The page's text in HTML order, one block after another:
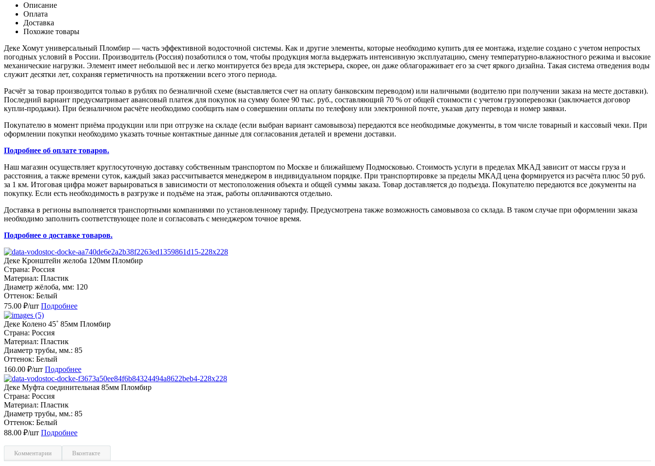
Описание
Оплата
Доставка
Похожие товары
Деке Хомут универсальный Пломбир — часть эффективной водосточной системы. Как и другие элементы, которые необходимо купить для ее монтажа, изделие создано с учетом непростых
погодных условий в России. Производитель (Россия) позаботился о том, чтобы продукция могла выдержать интенсивную эксплуатацию, смену температурно-влажностного режима и высокие
механические нагрузки. Элемент имеет небольшой вес и легко монтируется без вреда для экстерьера, скорее, он даже облагораживает его за счет яркого дизайна. Такая система отведения воды
служит десятки лет, сохраняя герметичность на протяжении всего этого периода.
Расчёт за товар производится только в рублях по безналичной схеме (выставляется счет на оплату банковским переводом) или наличными (водителю при получении заказа на месте доставки).
Последний вариант предусматривает авансовый платеж для покупок на сумму более 90 тыс. руб., составляющий 70 % от общей стоимости с учетом грузоперевозки (заключается договор
купли-продажи). При безналичном расчёте необходимо сообщить нам о совершении оплаты по телефону или электронной почте, указав дату перевода и номер заявки.
Покупателю в момент приёма продукции или при отгрузке на складе (если выбран вариант самовывоза) передаются все необходимые документы, в том числе товарный и кассовый чеки. При
оформлении покупки необходимо указать точные контактные данные для согласования деталей и времени доставки.
Подробнее об оплате товаров.
Наш магазин осуществляет круглосуточную доставку собственным транспортом по Москве и ближайшему Подмосковью. Стоимость услуги в пределах МКАД зависит от массы груза и
расстояния, а также времени суток, каждый заказ рассчитывается менеджером в индивидуальном порядке. При транспортировке за пределы МКАД цена формируется из расчёта плюс 50 руб.
за 1 км. Итоговая цифра может варьироваться в зависимости от местоположения объекта и общей суммы заказа. Товар доставляется до подъезда. Покупателю передаются все документы на
покупку. Если есть необходимость в разгрузке и подъёме на этаж, работы оплачиваются отдельно.
Доставка в регионы выполняется транспортными компаниями по установленному тарифу. Предусмотрена также возможность самовывоза со склада. В таком случае при оформлении заказа
необходимо заполнить соответствующее поле и согласовать с менеджером точное время.
Подробнее о доставке товаров.
Деке Кронштейн желоба 120мм Пломбир
Страна: Россия
Материал: Пластик
Диаметр жёлоба, мм: 120
Оттенок: Белый
75.00 ₽/шт Подробнее
Деке Колено 45˚ 85мм Пломбир
Страна: Россия
Материал: Пластик
Диаметр трубы, мм.: 85
Оттенок: Белый
160.00 ₽/шт Подробнее
Деке Муфта соединительная 85мм Пломбир
Страна: Россия
Материал: Пластик
Диаметр трубы, мм.: 85
Оттенок: Белый
88.00 ₽/шт Подробнее
Комментарии Вконтакте